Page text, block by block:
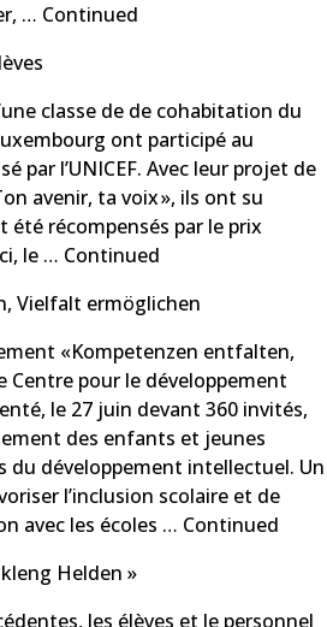
… Continued
classe de de cohabitation du
ont participé au
par l’UNICEF. Avec leur projet de
avenir, ta voix », ils ont su
été récompensés par le prix
le … Continued
Vielfalt ermöglichen
«Kompetenzen entfalten,
Centre pour le développement
le 27 juin devant 360 invités,
des enfants et jeunes
du développement intellectuel. Un
l’inclusion scolaire et de
avec les écoles … Continued
Helden »
les élèves et le personnel